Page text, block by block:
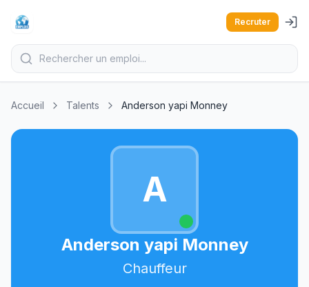
Recruter
Accueil Talents Anderson yapi Monney
A
Anderson yapi Monney
Chauffeur